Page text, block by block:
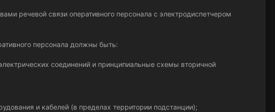
речевой связи оперативного персонала с электродиспетчером
персонала должны быть:
соединений и принципиальные схемы вторичной
и кабелей (в пределах территории подстанции);